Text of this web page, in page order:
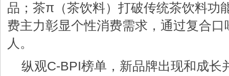
品；茶π（茶饮料）打破传统茶饮料功
费主力彰显个性消费需求，通过复合
人。
纵观C-BPI榜单，新品牌出现和成长